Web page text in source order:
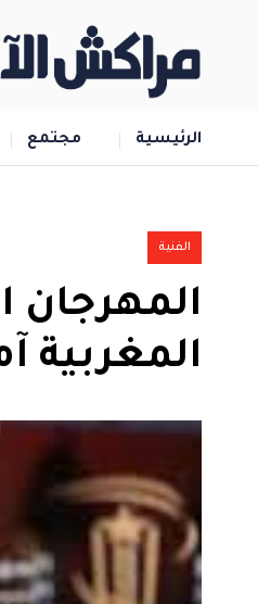
الرئيسية مجتمع
الفنية
المهرجان
المغربية